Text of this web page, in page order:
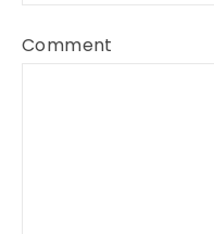
Comment